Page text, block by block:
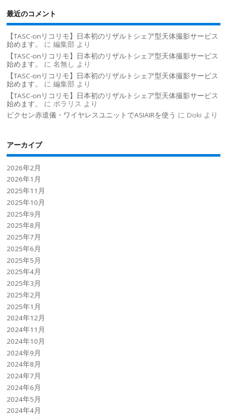
最近のコメント
【TASC-onリコリモ】日本初のリザルトシェア型天体撮影サービス
始めます。
に編集部 より
【TASC-onリコリモ】日本初のリザルトシェア型天体撮影サービス
始めます。
に名無し より
【TASC-onリコリモ】日本初のリザルトシェア型天体撮影サービス
始めます。
に編集部 より
【TASC-onリコリモ】日本初のリザルトシェア型天体撮影サービス
始めます。
に ポラリス より
ビクセン赤道儀・ワイヤレスユニットでASIAIRを使う に Doki より
アーカイブ
2026年2月
2026年1月
2025年11月
2025年10月
2025年9月
2025年8月
2025年7月
2025年6月
2025年5月
2025年4月
2025年3月
2025年2月
2025年1月
2024年12月
2024年11月
2024年10月
2024年9月
2024年8月
2024年7月
2024年6月
2024年5月
2024年4月